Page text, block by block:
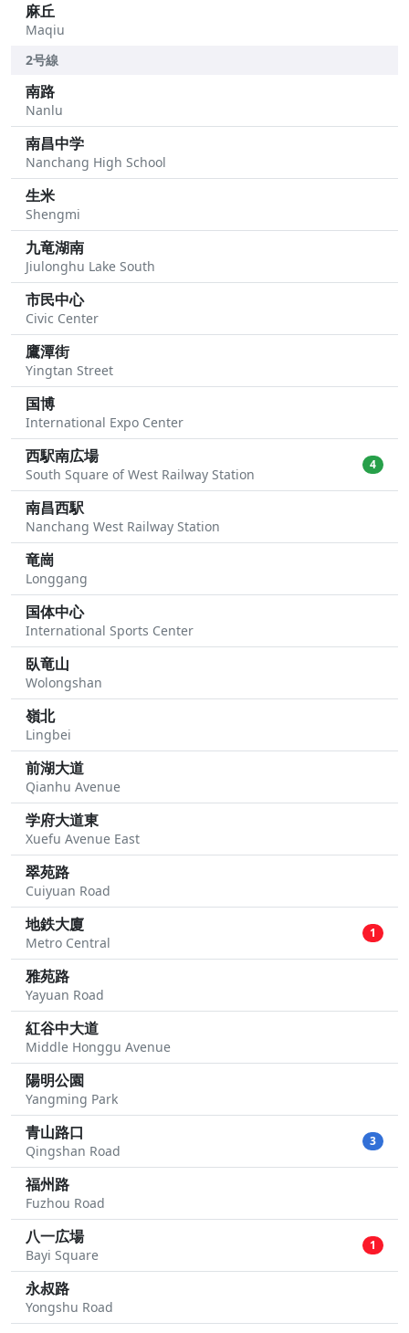
麻丘
Maqiu
2号線
南路
Nanlu
南昌中学
Nanchang High School
生米
Shengmi
九竜湖南
Jiulonghu Lake South
市民中心
Civic Center
鷹潭街
Yingtan Street
国博
International Expo Center
西駅南広場
South Square of West Railway Station
4
南昌西駅
Nanchang West Railway Station
竜崗
Longgang
国体中心
International Sports Center
臥竜山
Wolongshan
嶺北
Lingbei
前湖大道
Qianhu Avenue
学府大道東
Xuefu Avenue East
翠苑路
Cuiyuan Road
地鉄大廈
Metro Central
1
雅苑路
Yayuan Road
紅谷中大道
Middle Honggu Avenue
陽明公園
Yangming Park
青山路口
Qingshan Road
3
福州路
Fuzhou Road
八一広場
Bayi Square
1
永叔路
Yongshu Road